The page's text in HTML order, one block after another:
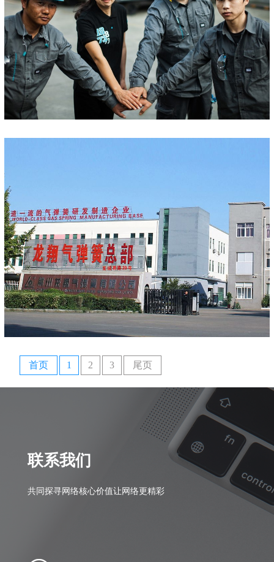
首页 1 2 3 尾页
联系我们
共同探寻网络核心价值让网络更精彩